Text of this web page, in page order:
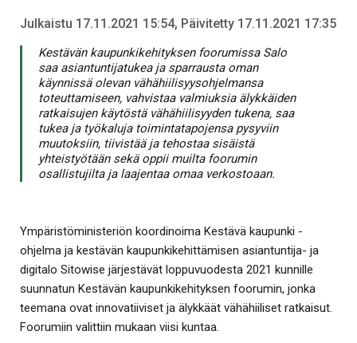
Julkaistu 17.11.2021 15:54, Päivitetty 17.11.2021 17:35
Kestävän kaupunkikehityksen foorumissa Salo
saa asiantuntijatukea ja sparrausta oman
käynnissä olevan vähähiilisyysohjelmansa
toteuttamiseen, vahvistaa valmiuksia älykkäiden
ratkaisujen käytöstä vähähiilisyyden tukena, saa
tukea ja työkaluja toimintatapojensa pysyviin
muutoksiin, tiivistää ja tehostaa sisäistä
yhteistyötään sekä oppii muilta foorumin
osallistujilta ja laajentaa omaa verkostoaan.
Ympäristöministeriön koordinoima Kestävä kaupunki -
ohjelma ja kestävän kaupunkikehittämisen asiantuntija- ja
digitalo Sitowise järjestävät loppuvuodesta 2021 kunnille
suunnatun Kestävän kaupunkikehityksen foorumin, jonka
teemana ovat innovatiiviset ja älykkäät vähähiiliset ratkaisut.
Foorumiin valittiin mukaan viisi kuntaa.